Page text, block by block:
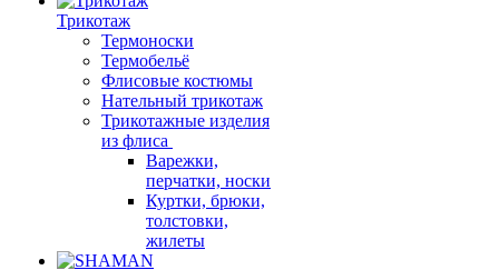
Трикотаж
Термоноски
Термобельё
Флисовые костюмы
Нательный трикотаж
Трикотажные изделия
из флиса
Варежки,
перчатки, носки
Куртки, брюки,
толстовки,
жилеты